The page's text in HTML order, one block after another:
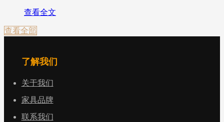
查看全文
查看全部
了解我们
关于我们
家具品牌
联系我们